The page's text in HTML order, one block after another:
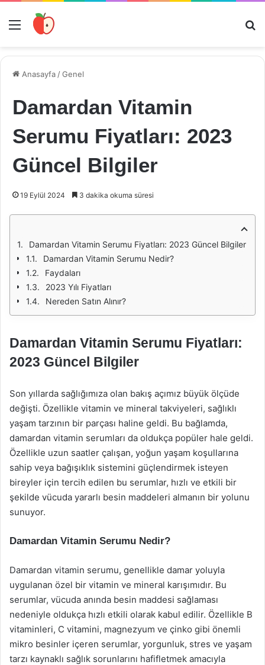
Menü
Anasayfa /Genel
Damardan Vitamin
Serumu Fiyatları: 2023
Güncel Bilgiler
19 Eylül 2024 3 dakika okuma süresi
Damardan Vitamin Serumu Fiyatları: 2023 Güncel Bilgiler
Damardan Vitamin Serumu Nedir?
Faydaları
2023 Yılı Fiyatları
Nereden Satın Alınır?
Damardan Vitamin Serumu Fiyatları:
2023 Güncel Bilgiler
Son yıllarda sağlığımıza olan bakış açımız büyük ölçüde
değişti. Özellikle vitamin ve mineral takviyeleri, sağlıklı
yaşam tarzının bir parçası haline geldi. Bu bağlamda,
damardan vitamin serumları da oldukça popüler hale geldi.
Özellikle uzun saatler çalışan, yoğun yaşam koşullarına
sahip veya bağışıklık sistemini güçlendirmek isteyen
bireyler için tercih edilen bu serumlar, hızlı ve etkili bir
şekilde vücuda yararlı besin maddeleri almanın bir yolunu
sunuyor.
Damardan Vitamin Serumu Nedir?
Damardan vitamin serumu, genellikle damar yoluyla
uygulanan özel bir vitamin ve mineral karışımıdır. Bu
serumlar, vücuda anında besin maddesi sağlaması
nedeniyle oldukça hızlı etkili olarak kabul edilir. Özellikle B
vitaminleri, C vitamini, magnezyum ve çinko gibi önemli
mikro besinler içeren serumlar, yorgunluk, stres ve yaşam
tarzı kaynaklı sağlık sorunlarını hafifletmek amacıyla